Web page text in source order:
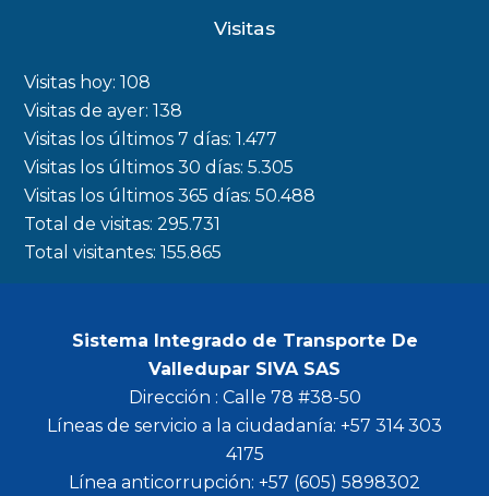
o
k
a
m
r
Visitas
Visitas hoy:108
Visitas de ayer:138
Visitas los últimos 7 días:1.477
Visitas los últimos 30 días:5.305
Visitas los últimos 365 días:50.488
Total de visitas:295.731
Total visitantes:155.865
Sistema Integrado de Transporte De
Valledupar SIVA SAS
Dirección : Calle 78 #38-50
Líneas de servicio a la ciudadanía: +57 314 303
4175
Línea anticorrupción: +57 (605) 5898302